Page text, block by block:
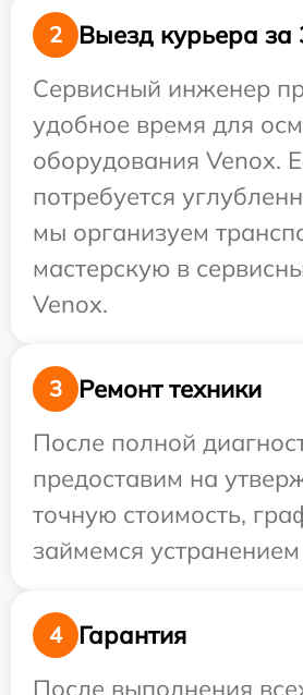
2
Выезд курьера за
Сервисный инженер
удобное время для
оборудования Venox.
потребуется
мы организуем
мастерскую в
Venox.
3
Ремонт техники
После полной
предоставим на
точную стоимость,
займемся
4
Гарантия
После выполнения